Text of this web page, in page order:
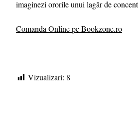
imaginezi ororile unui lagăr de
Comanda Online pe Bookzone.ro
Vizualizari: 8